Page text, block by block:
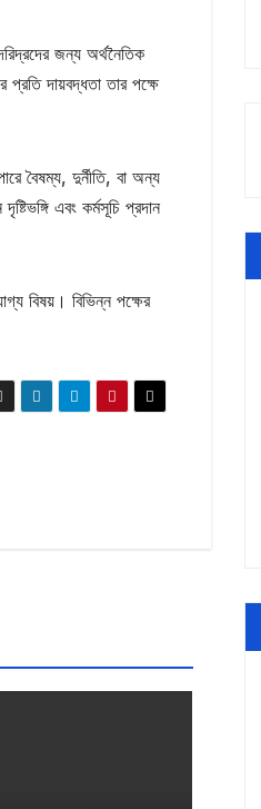
জন্য অর্থনৈতিক
দায়বদ্ধতা তার পক্ষে
বৈষম্য, দুর্নীতি, বা অন্য
এবং কর্মসূচি প্রদান
বিষয়। বিভিন্ন পক্ষের